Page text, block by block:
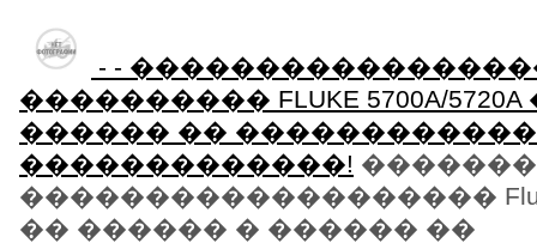
- -
���������� FLUKE 5700A/
������ �� ������������
�������������!
������������������� Fluke
�� ������ � ������ ��